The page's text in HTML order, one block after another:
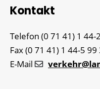
Kontakt
Telefon (0 71 41) 1 44-
Fax(0 71 41) 1 44-5 99
E-Mail